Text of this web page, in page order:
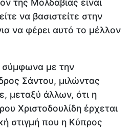
της Μολδαβίας είναι
να βασιστείτε στην
να φέρει αυτό το μέλλον
σύμφωνα με την
Σάντου, μιλώντας
μεταξύ άλλων, ότι η
Χριστοδουλίδη έρχεται
στιγμή που η Κύπρος